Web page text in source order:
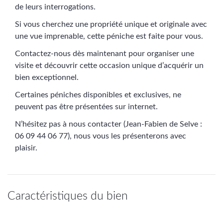
de leurs interrogations.
Si vous cherchez une propriété unique et originale avec
une vue imprenable, cette péniche est faite pour vous.
Contactez-nous dès maintenant pour organiser une
visite et découvrir cette occasion unique d’acquérir un
bien exceptionnel.
Certaines péniches disponibles et exclusives, ne
peuvent pas être présentées sur internet.
N’hésitez pas à nous contacter (Jean-Fabien de Selve :
06 09 44 06 77), nous vous les présenterons avec
plaisir.
Caractéristiques du bien